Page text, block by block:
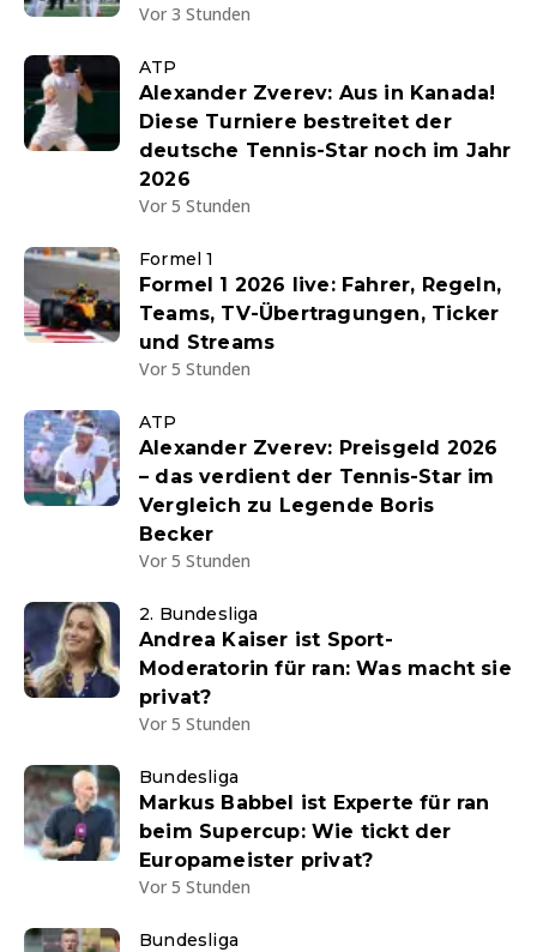
Vor 3 Stunden
ATP
Alexander Zverev: Aus in Kanada!
Diese Turniere bestreitet der
deutsche Tennis-Star noch im Jahr
2026
Vor 5 Stunden
Formel 1
Formel 1 2026 live: Fahrer, Regeln,
Teams, TV-Übertragungen, Ticker
und Streams
Vor 5 Stunden
ATP
Alexander Zverev: Preisgeld 2026
– das verdient der Tennis-Star im
Vergleich zu Legende Boris
Becker
Vor 5 Stunden
2. Bundesliga
Andrea Kaiser ist Sport-
Moderatorin für ran: Was macht sie
privat?
Vor 5 Stunden
Bundesliga
Markus Babbel ist Experte für ran
beim Supercup: Wie tickt der
Europameister privat?
Vor 5 Stunden
Bundesliga